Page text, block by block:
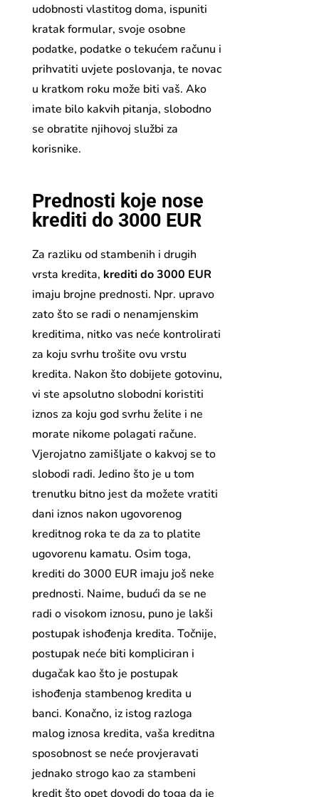
udobnosti vlastitog doma, ispuniti
kratak formular, svoje osobne
podatke, podatke o tekućem računu i
prihvatiti uvjete poslovanja, te novac
u kratkom roku može biti vaš. Ako
imate bilo kakvih pitanja, slobodno
se obratite njihovoj službi za
korisnike.
Prednosti koje nose
krediti do 3000 EUR
Za razliku od stambenih i drugih
vrsta kredita, krediti do 3000 EUR
imaju brojne prednosti. Npr. upravo
zato što se radi o nenamjenskim
kreditima, nitko vas neće kontrolirati
za koju svrhu trošite ovu vrstu
kredita. Nakon što dobijete gotovinu,
vi ste apsolutno slobodni koristiti
iznos za koju god svrhu želite i ne
morate nikome polagati račune.
Vjerojatno zamišljate o kakvoj se to
slobodi radi. Jedino što je u tom
trenutku bitno jest da možete vratiti
dani iznos nakon ugovorenog
kreditnog roka te da za to platite
ugovorenu kamatu. Osim toga,
krediti do 3000 EUR imaju još neke
prednosti. Naime, budući da se ne
radi o visokom iznosu, puno je lakši
postupak ishođenja kredita. Točnije,
postupak neće biti kompliciran i
dugačak kao što je postupak
ishođenja stambenog kredita u
banci. Konačno, iz istog razloga
malog iznosa kredita, vaša kreditna
sposobnost se neće provjeravati
jednako strogo kao za stambeni
kredit što opet dovodi do toga da je